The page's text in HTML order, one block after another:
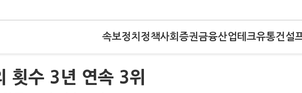
속보정치 정책사회 증권금융산업테크유통건설
횟수 3년 연속 3위